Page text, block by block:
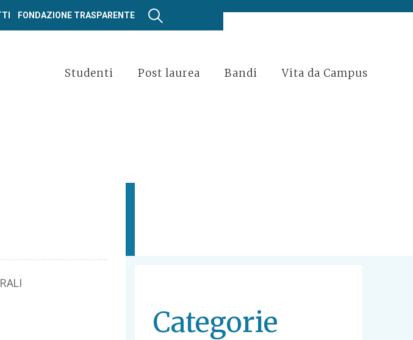
FONDAZIONE TRASPARENTE
Studenti Post laurea Bandi Vita da Campus
Categorie